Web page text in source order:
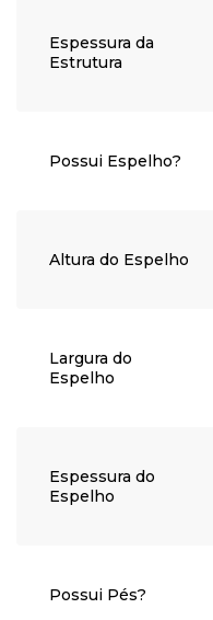
Espessura da
Estrutura
Possui Espelho?
Altura do Espelho
Largura do
Espelho
Espessura do
Espelho
Possui Pés?